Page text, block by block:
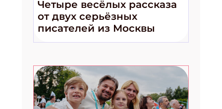
Четыре весёлых рассказа
от двух серьёзных
писателей из Москвы